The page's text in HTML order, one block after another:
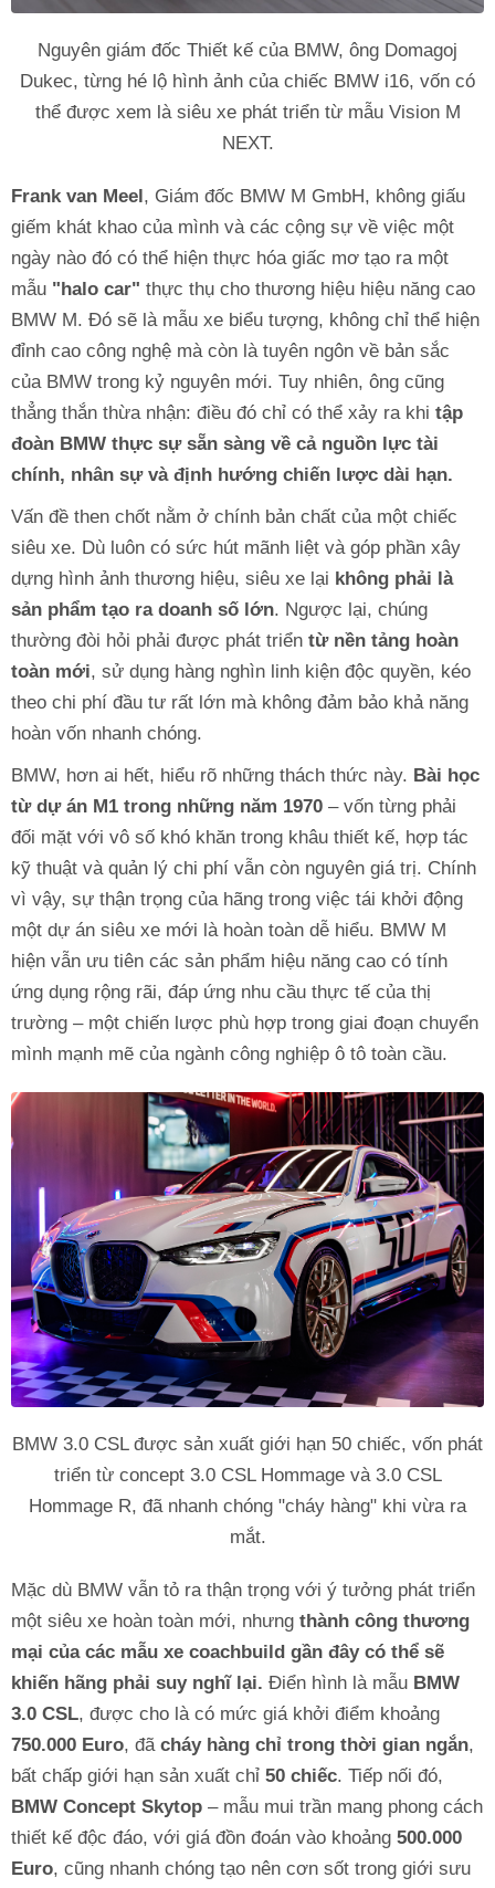
Nguyên giám đốc Thiết kế của BMW, ông Domagoj
Dukec, từng hé lộ hình ảnh của chiếc BMW i16, vốn có
thể được xem là siêu xe phát triển từ mẫu Vision M
NEXT.
Frank van Meel, Giám đốc BMW M GmbH, không giấu
giếm khát khao của mình và các cộng sự về việc một
ngày nào đó có thể hiện thực hóa giấc mơ tạo ra một
mẫu "halo car" thực thụ cho thương hiệu hiệu năng cao
BMW M. Đó sẽ là mẫu xe biểu tượng, không chỉ thể hiện
đỉnh cao công nghệ mà còn là tuyên ngôn về bản sắc
của BMW trong kỷ nguyên mới. Tuy nhiên, ông cũng
thẳng thắn thừa nhận: điều đó chỉ có thể xảy ra khi tập
đoàn BMW thực sự sẵn sàng về cả nguồn lực tài
chính, nhân sự và định hướng chiến lược dài hạn.
Vấn đề then chốt nằm ở chính bản chất của một chiếc
siêu xe. Dù luôn có sức hút mãnh liệt và góp phần xây
dựng hình ảnh thương hiệu, siêu xe lại không phải là
sản phẩm tạo ra doanh số lớn. Ngược lại, chúng
thường đòi hỏi phải được phát triển từ nền tảng hoàn
toàn mới, sử dụng hàng nghìn linh kiện độc quyền, kéo
theo chi phí đầu tư rất lớn mà không đảm bảo khả năng
hoàn vốn nhanh chóng.
BMW, hơn ai hết, hiểu rõ những thách thức này. Bài học
từ dự án M1 trong những năm 1970 – vốn từng phải
đối mặt với vô số khó khăn trong khâu thiết kế, hợp tác
kỹ thuật và quản lý chi phí vẫn còn nguyên giá trị. Chính
vì vậy, sự thận trọng của hãng trong việc tái khởi động
một dự án siêu xe mới là hoàn toàn dễ hiểu. BMW M
hiện vẫn ưu tiên các sản phẩm hiệu năng cao có tính
ứng dụng rộng rãi, đáp ứng nhu cầu thực tế của thị
trường – một chiến lược phù hợp trong giai đoạn chuyển
mình mạnh mẽ của ngành công nghiệp ô tô toàn cầu.
BMW 3.0 CSL được sản xuất giới hạn 50 chiếc, vốn phát
triển từ concept 3.0 CSL Hommage và 3.0 CSL
Hommage R, đã nhanh chóng "cháy hàng" khi vừa ra
mắt.
Mặc dù BMW vẫn tỏ ra thận trọng với ý tưởng phát triển
một siêu xe hoàn toàn mới, nhưng thành công thương
mại của các mẫu xe coachbuild gần đây có thể sẽ
khiến hãng phải suy nghĩ lại. Điển hình là mẫu BMW
3.0 CSL, được cho là có mức giá khởi điểm khoảng
750.000 Euro, đã cháy hàng chỉ trong thời gian ngắn,
bất chấp giới hạn sản xuất chỉ 50 chiếc. Tiếp nối đó,
BMW Concept Skytop – mẫu mui trần mang phong cách
thiết kế độc đáo, với giá đồn đoán vào khoảng 500.000
Euro, cũng nhanh chóng tạo nên cơn sốt trong giới sưu